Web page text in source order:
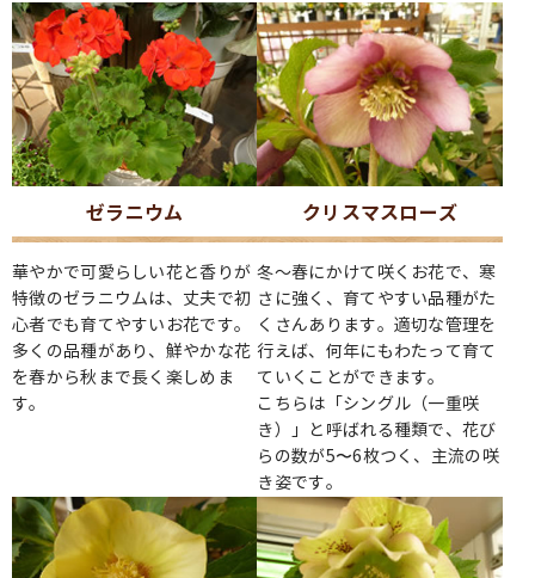
ゼラニウム
華やかで可愛らしい花と香りが
特徴のゼラニウムは、丈夫で初
心者でも育てやすいお花です。
多くの品種があり、鮮やかな花
を春から秋まで長く楽しめま
す。
クリスマスローズ
冬～春にかけて咲くお花で、寒
さに強く、育てやすい品種がた
くさんあります。適切な管理を
行えば、何年にもわたって育て
ていくことができます。
こちらは「シングル（一重咲
き）」と呼ばれる種類で、花び
らの数が5〜6枚つく、主流の咲
き姿です。